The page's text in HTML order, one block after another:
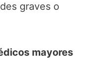
graves o
mayores